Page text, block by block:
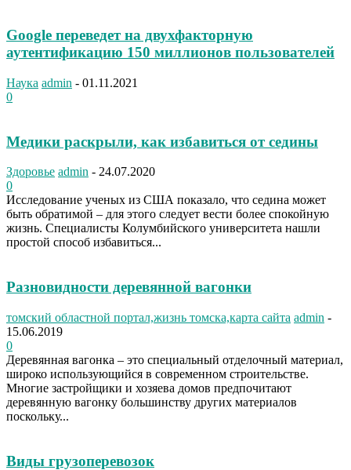
Google переведет на двухфакторную
аутентификацию 150 миллионов пользователей
Наука admin - 01.11.2021
0
Медики раскрыли, как избавиться от седины
Здоровье admin - 24.07.2020
0
Исследование ученых из США показало, что седина может
быть обратимой – для этого следует вести более спокойную
жизнь. Специалисты Колумбийского университета нашли
простой способ избавиться...
Разновидности деревянной вагонки
томский областной портал,жизнь томска,карта сайта admin -
15.06.2019
0
Деревянная вагонка – это специальный отделочный материал,
широко использующийся в современном строительстве.
Многие застройщики и хозяева домов предпочитают
деревянную вагонку большинству других материалов
поскольку...
Виды грузоперевозок